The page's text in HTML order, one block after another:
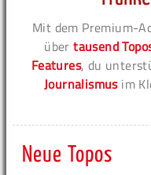
Mit dem Premium-
übertausend
Features, du
Journalismusim
Neue Topos